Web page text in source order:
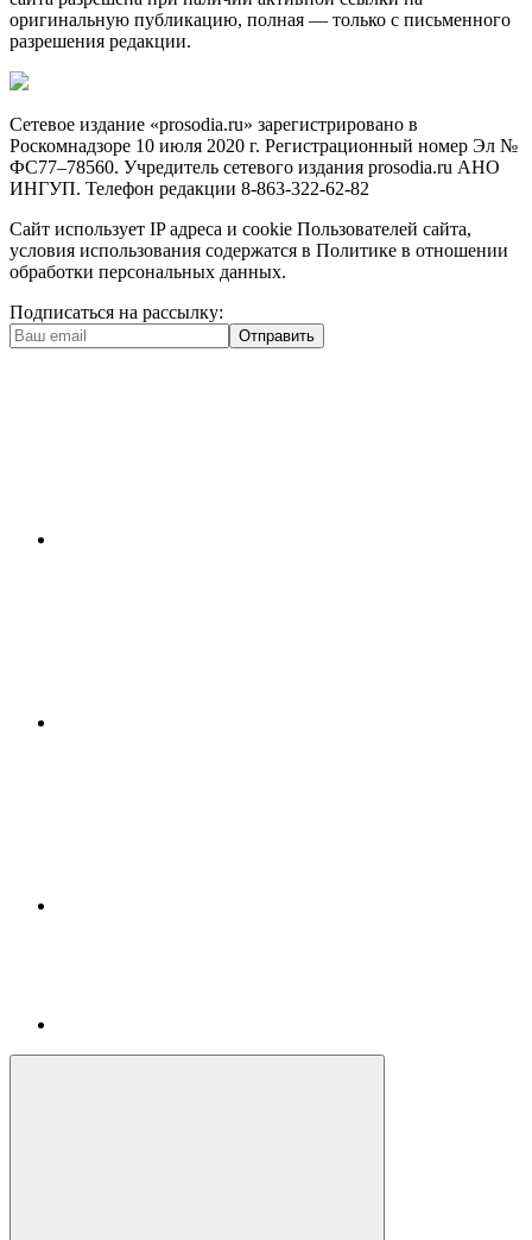
оригинальную публикацию, полная — только с письменного
разрешения редакции.
Сетевое издание «prosodia.ru» зарегистрировано в
Роскомнадзоре 10 июля 2020 г. Регистрационный номер Эл №
ФС77–78560. Учредитель сетевого издания prosodia.ru АНО
ИНГУП. Телефон редакции 8-863-322-62-82
Сайт использует IP адреса и cookie Пользователей сайта,
условия использования содержатся в Политике в отношении
обработки персональных данных.
Подписаться на рассылку:
Отправить